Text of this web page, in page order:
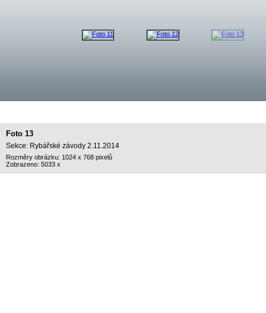
Foto 13
Sekce: Rybářské závody 2.11.2014
Rozměry obrázku: 1024 x 768 pixelů
Zobrazeno: 5033 x